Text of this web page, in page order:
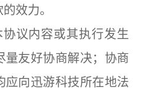
效力。
议内容或其执行发生
量友好协商解决；协商
应向迅游科技所在地法